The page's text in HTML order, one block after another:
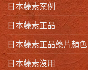
日本藤素案例
日本藤素正品
日本藤素正品藥片顏色
日本藤素沒用